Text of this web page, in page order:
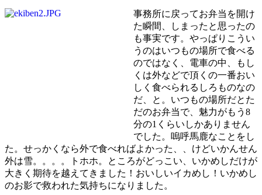
事務所に戻ってお弁当を開け
た瞬間、しまったと思ったの
も事実です。やっぱりこうい
うのはいつもの場所で食べる
のではなく、電車の中、もし
くは外などで頂くの一番おい
しく食べられるしろものなの
だ、と。いつもの場所だとた
だのお弁当で、魅力がもう8
分の1くらいしかありません
でした。嗚呼馬鹿なことをし
た。せっかくなら外で食べればよかった、、けどいかんせん
外は雪。。。。トホホ。ところがどっこい、いかめしだけが
大きく期待を越えてきました！おいしいイカめし！いかめし
のお影で救われた気持ちになりました。